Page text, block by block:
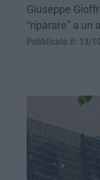
Giuseppe
“riparare” a un
Pubblicato il: 13/